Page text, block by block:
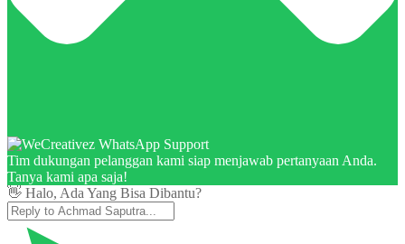
Tim dukungan pelanggan kami siap menjawab pertanyaan Anda.
Tanya kami apa saja!
👋 Halo, Ada Yang Bisa Dibantu?